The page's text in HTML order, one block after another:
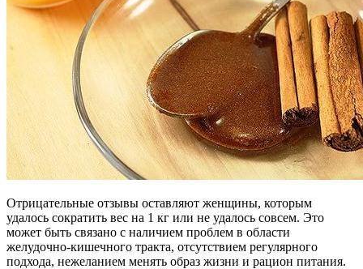
Отрицательные отзывы оставляют женщины, которым
удалось сократить вес на 1 кг или не удалось совсем. Это
может быть связано с наличием проблем в области
желудочно-кишечного тракта, отсутствием регулярного
подхода, нежеланием менять образ жизни и рацион питания.